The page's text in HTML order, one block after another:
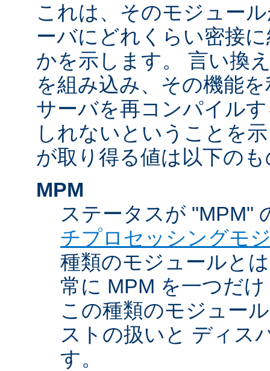
これは、そのモジュー
ーバにどれくらい密接
かを示します。 言い換
を組み込み、その機能
サーバを再コンパイル
しれないということを
が取り得る値は以下の
MPM
ステータスが "MPM"
チプロセッシングモ
種類のモジュールと
常に MPM を一つだ
この種類のモジュー
ストの扱いと ディス
す。